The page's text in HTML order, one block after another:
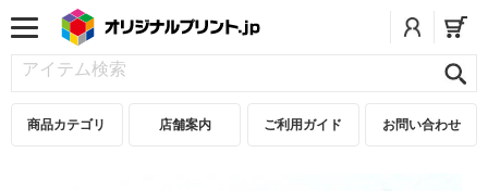
商品カテゴリ 店舗案内 ご利用ガイド お問い合わせ